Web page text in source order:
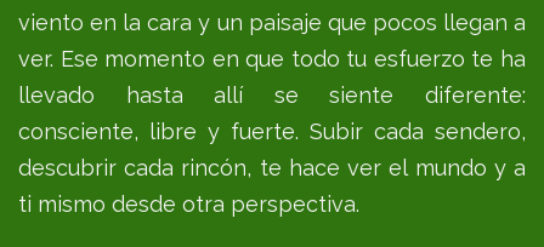
viento en la cara y un paisaje que pocos llegan a
ver. Ese momento en que todo tu esfuerzo te ha
llevado hasta allí se siente diferente:
consciente, libre y fuerte. Subir cada sendero,
descubrir cada rincón, te hace ver el mundo y a
ti mismo desde otra perspectiva.